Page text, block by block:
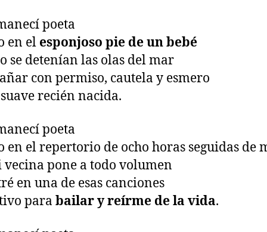
poeta
en el esponjoso pie de un bebé
se detenían las olas del mar
con permiso, cautela y esmero
recién nacida.
poeta
en el repertorio de ocho horas seguidas de
vecina pone a todo volumen
en una de esas canciones
para bailar y reírme de la vida.